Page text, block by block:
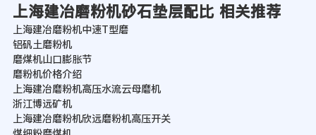
上海建冶磨粉机砂石垫层配比 相关推荐
上海建冶磨粉机中速T型磨
铝矾土磨粉机
磨煤机山口膨胀节
磨粉机价格介绍
上海建冶磨粉机高压水流云母磨机
浙江博远矿机
上海建冶磨粉机欣远磨粉机高压开关